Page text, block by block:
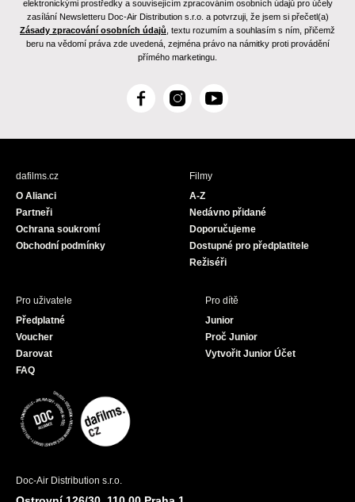
elektronickými prostředky a souvisejícím zpracováním osobních údajů pro účely
zasílání Newsletteru Doc-Air Distribution s.r.o. a potvrzuji, že jsem si přečetl(a)
Zásady zpracování osobních údajů , textu rozumím a souhlasím s ním, přičemž
beru na vědomí práva zde uvedená, zejména právo na námitky proti provádění
přímého marketingu.
F
c
I
s
Y
u
dafilms.cz
O Alianci
Partneři
Ochrana soukromí
Obchodní podmínky
Filmy
A-Z
Nedávno přidané
Doporučujeme
Dostupné pro předplatitele
Režiséři
Pro uživatele
Předplatné
Voucher
Darovat
FAQ
Pro dítě
Junior
Proč Junior
Vytvořit Junior Účet
Doc-Air Distribution s.r.o.